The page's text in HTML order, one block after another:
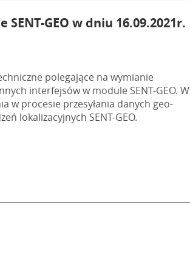
GEO w dniu 16.09.2021r.
polegające na wymianie
interfejsów w module SENT-GEO. W
w procesie przesyłania danych geo-
lokalizacyjnych SENT-GEO.